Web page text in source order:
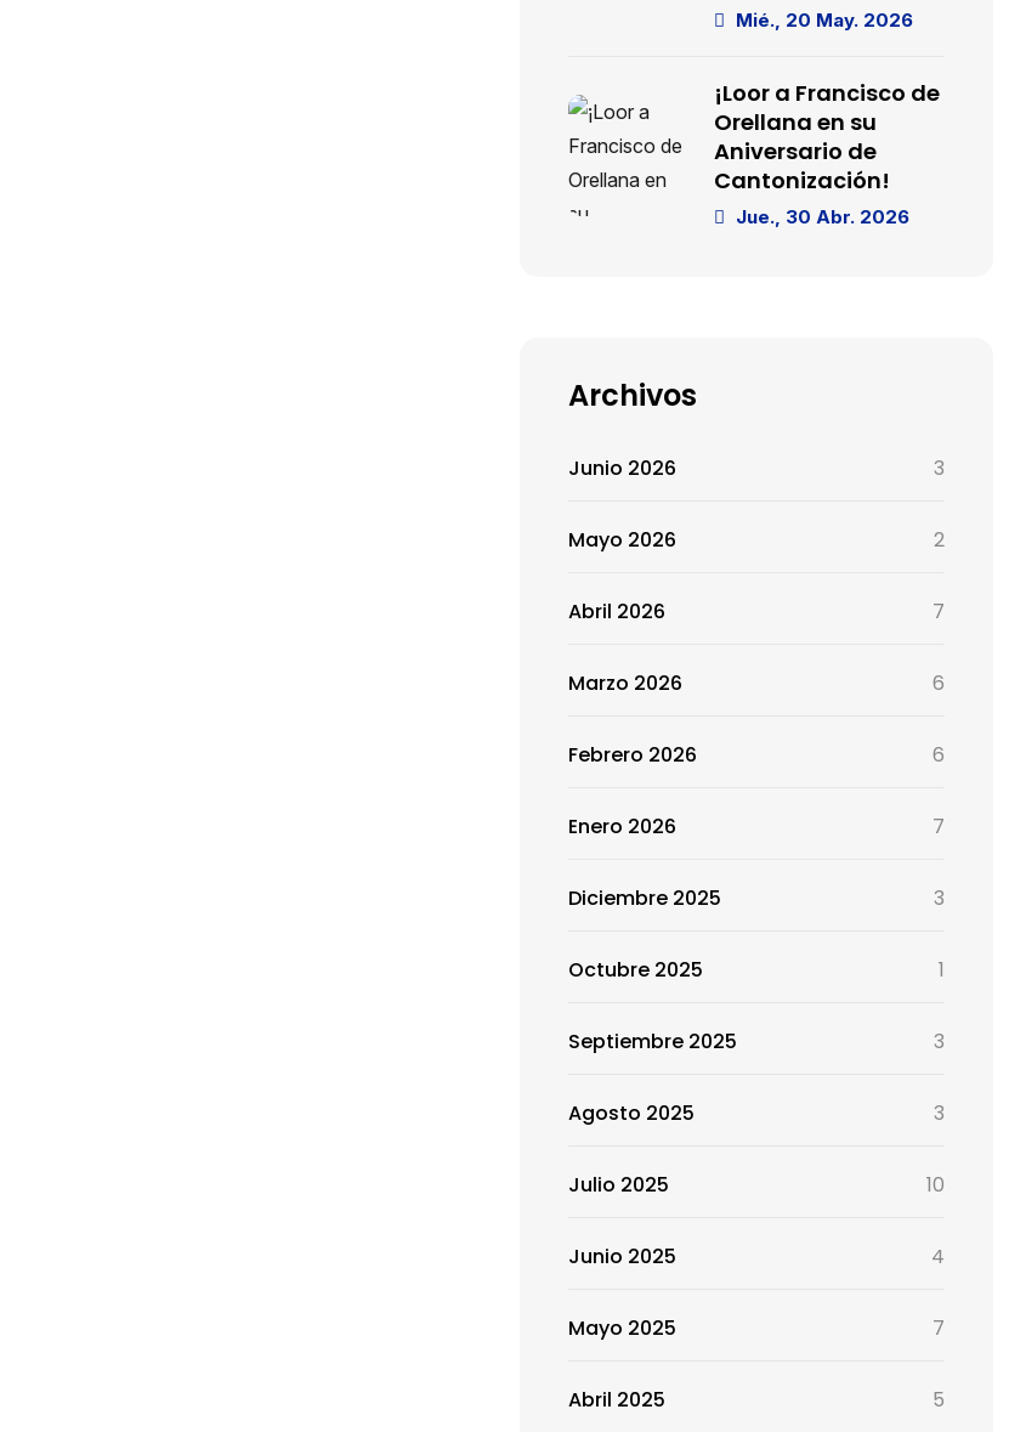
Mié., 20 May. 2026
¡Loor a Francisco de
Orellana en su
Aniversario de
Cantonización!
Jue., 30 Abr. 2026
Archivos
Junio 2026 3
Mayo 2026 2
Abril 2026 7
Marzo 2026 6
Febrero 2026 6
Enero 2026 7
Diciembre 2025 3
Octubre 2025 1
Septiembre 2025 3
Agosto 2025 3
Julio 2025 10
Junio 2025 4
Mayo 2025 7
Abril 2025 5